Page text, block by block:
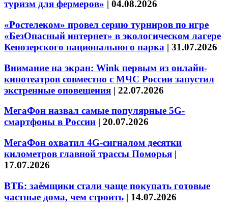
туризм для фермеров» | 04.08.2026
«Ростелеком» провел серию турниров по игре
«БезОпасный интернет» в экологическом лагере
Кенозерского национального парка | 31.07.2026
Внимание на экран: Wink первым из онлайн-
кинотеатров совместно с МЧС России запустил
экстренные оповещения | 22.07.2026
МегаФон назвал самые популярные 5G-
смартфоны в России | 20.07.2026
МегаФон охватил 4G-сигналом десятки
километров главной трассы Поморья |
17.07.2026
ВТБ: заёмщики стали чаще покупать готовые
частные дома, чем строить | 14.07.2026